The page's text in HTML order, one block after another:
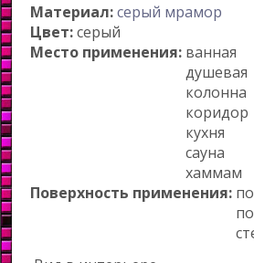
Материал:серый мрамор
Цвет:серый
Место применения: ванная
душевая
колонна
коридор
кухня
сауна
хаммам
Поверхность применения: